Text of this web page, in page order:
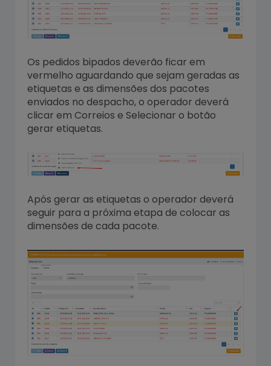
Os pedidos bipados deverão ficar em
vermelho aguardando que sejam geradas as
etiquetas e as dimensões dos pacotes
enviados no despacho, o operador deverá
clicar em Correios e Selecionar o botão
gerar etiquetas.
Após gerar as etiquetas o operador deverá
seguir para a próxima etapa de colocar as
dimensões de cada pacote.